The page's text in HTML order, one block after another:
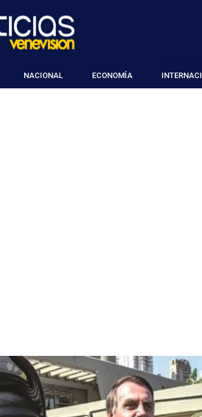
NACIONAL ECONOMÍA